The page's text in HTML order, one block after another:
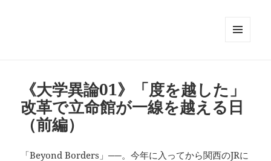
《大学異論01》「度を越した」
改革で立命館が一線を越える日
（前編）
「Beyond Borders」──。今年に入ってから関西のJRに